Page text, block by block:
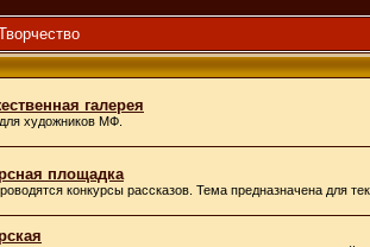
галерея
художников МФ.
площадка
конкурсы рассказов. Тема предназначена для